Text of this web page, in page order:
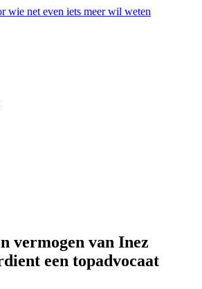
wie net even iets meer wil weten
vermogen van Inez
een topadvocaat